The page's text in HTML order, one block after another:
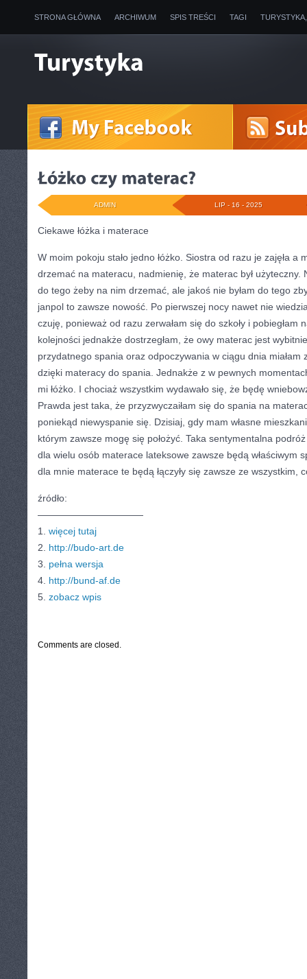
STRONA GŁÓWNA ARCHIWUM SPIS TREŚCI TAGI
LIP - 16 - 2025
ADMIN
Ciekawe łóżka i materace
W moim pokoju stało jedno łóżko. Siostra od razu je zajęła a
drzemać na materacu, nadmienię, że materac był użyteczny.
do tego żeby na nim drzemać, ale jakoś nie byłam do tego
janpol to zawsze nowość. Po pierwszej nocy nawet nie
czuję, ponieważ od razu zerwałam się do szkoły i pobiegłam
kolejności jednakże dostrzegłam, że owy materac jest
przydatnego spania oraz odpoczywania w ciągu dnia miałam
dzięki materacy do spania. Jednakże z w pewnych
mi łóżko. I chociaż wszystkim wydawało się, że będę
Prawda jest taka, że przyzwyczaiłam się do spania na
poniekąd niewyspanie się. Dzisiaj, gdy mam własne
którym zawsze mogę się położyć. Taka sentymentalna
dla wielu osób materace lateksowe zawsze będą właściwym
dla mnie materace te będą łączyły się zawsze ze wszystkim,
źródło:
———————————
1. więcej tutaj
2. http://budo-art.de
3. pełna wersja
4. http://bund-af.de
5. zobacz wpis
Comments are closed.